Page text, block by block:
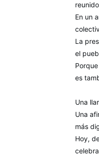
En un
La
el
es
Una
Una
más
Hoy,